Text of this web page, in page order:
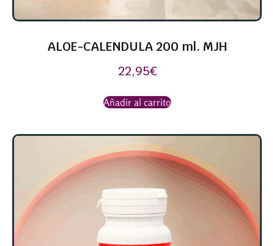
ALOE-CALENDULA 200 ml. MJH
22,95€
Añadir al carrito